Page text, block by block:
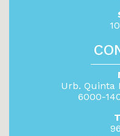
Urb. Quinta
6000-